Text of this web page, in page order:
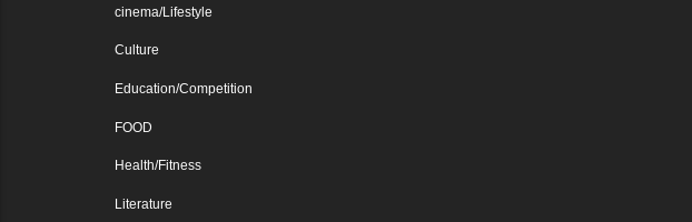
cinema/Lifestyle
Culture
Education/Competition
FOOD
Health/Fitness
Literature